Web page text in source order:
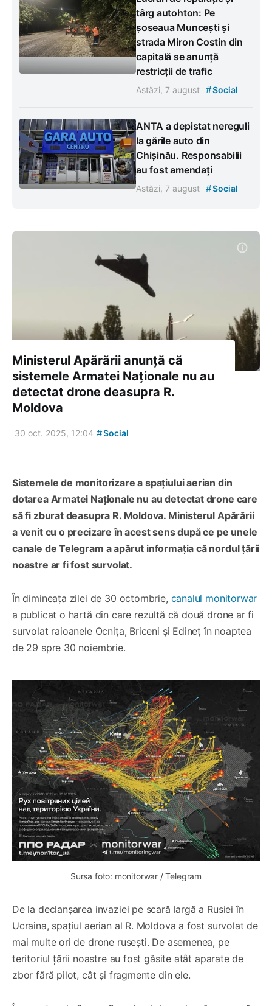
târg autohton: Pe
șoseaua Muncești și
strada Miron Costin din
capitală se anunță
restricții de trafic
Astăzi, 7 august #Social
ANTA a depistat nereguli
la gările auto din
Chișinău. Responsabilii
au fost amendați
Astăzi, 7 august #Social
Ministerul Apărării anunță că
sistemele Armatei Naționale nu au
detectat drone deasupra R.
Moldova
30 oct. 2025, 12:04 #Social
Sistemele de monitorizare a spațiului aerian din
dotarea Armatei Naționale nu au detectat drone care
să fi zburat deasupra R. Moldova. Ministerul Apărării
a venit cu o precizare în acest sens după ce pe unele
canale de Telegram a apărut informația că nordul țării
noastre ar fi fost survolat.
În dimineața zilei de 30 octombrie, canalul monitorwar
a publicat o hartă din care rezultă că două drone ar fi
survolat raioanele Ocnița, Briceni și Edineț în noaptea
de 29 spre 30 noiembrie.
Sursa foto: monitorwar / Telegram
De la declanșarea invaziei pe scară largă a Rusiei în
Ucraina, spațiul aerian al R. Moldova a fost survolat de
mai multe ori de drone rusești. De asemenea, pe
teritoriul țării noastre au fost găsite atât aparate de
zbor fără pilot, cât și fragmente din ele.